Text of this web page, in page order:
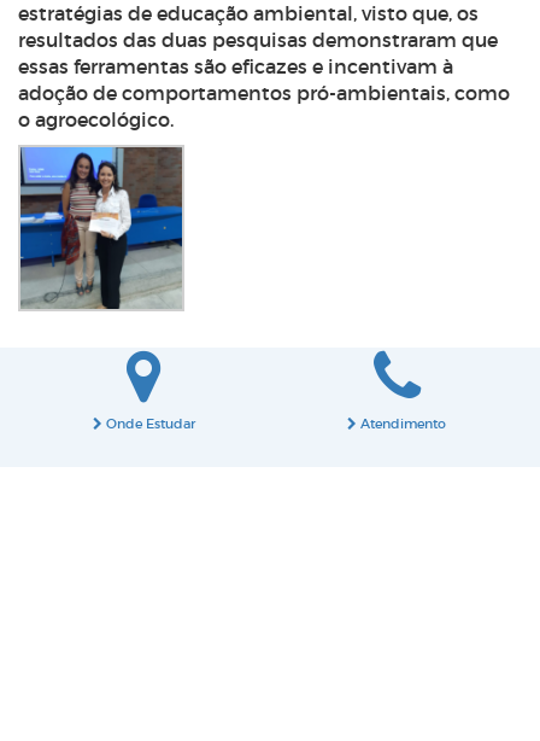
estratégias de educação ambiental, visto que, os
resultados das duas pesquisas demonstraram que
essas ferramentas são eficazes e incentivam à
adoção de comportamentos pró-ambientais, como
o agroecológico.
Onde Estudar Atendimento